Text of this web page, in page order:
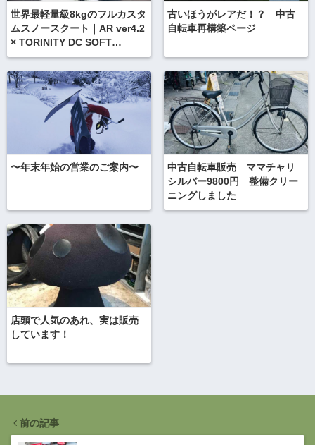
世界最軽量級8kgのフルカスタ
ムスノースクート｜AR ver4.2
× TORINITY DC SOFT
CREAM
古いほうがレアだ！？ 中古
自転車再構築ページ
〜年末年始の営業のご案内〜
中古自転車販売 ママチャリ
シルバー9800円 整備クリー
ニングしました
店頭で人気のあれ、実は販売
しています！
前の記事